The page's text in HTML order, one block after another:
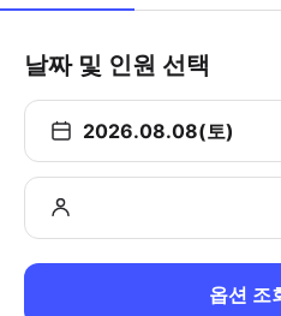
날짜 및 인원 선택
2026.08.08(토)
옵션 조